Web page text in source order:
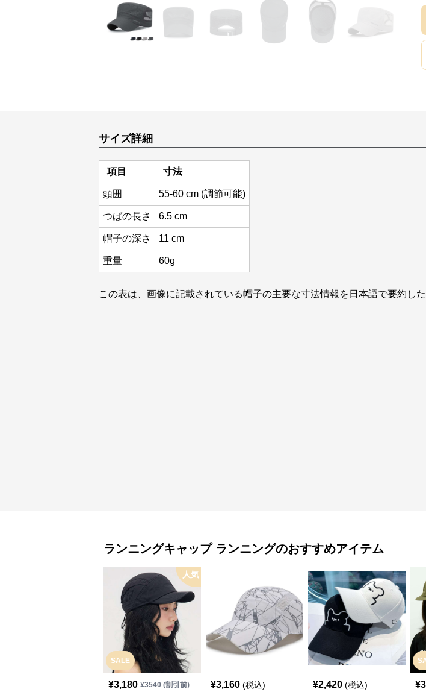
サイズ詳細
項目 寸法
頭囲 55-60 cm (調節可能)
つばの長さ 6.5 cm
帽子の深さ 11 cm
重量 60g
この表は、画像に記載されている帽子の主要な寸法情報を日本語で要約した
ランニングキャップ ランニングのおすすめアイテム
SALE
人気
¥3,180 ¥3540(割引前) ¥3,160 (税込) ¥2,420 (税込) ¥